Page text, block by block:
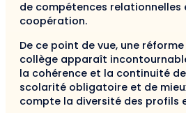
de compétences relationnelles
coopération.
De ce point de vue, une
collège apparaît
la cohérence et la continuité de
scolarité obligatoire et de
compte la diversité des profils